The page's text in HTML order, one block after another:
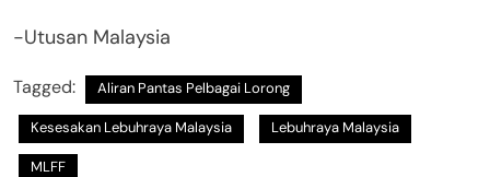
-Utusan Malaysia
Tagged: Aliran Pantas Pelbagai Lorong
Kesesakan Lebuhraya Malaysia Lebuhraya Malaysia
MLFF